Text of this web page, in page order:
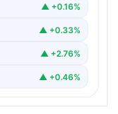
▲ +0.16%
▲ +0.33%
▲ +2.76%
▲ +0.46%